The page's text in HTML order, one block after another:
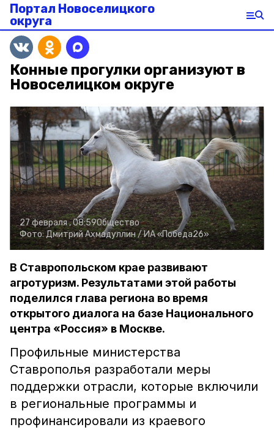
Портал Новоселицкого
округа
Конные прогулки организуют в
Новоселицком округе
27 февраля , 08:59Общество
Фото:Дмитрий Ахмадуллин /ИА «Победа26»
В Ставропольском крае развивают
агротуризм. Результатами этой работы
поделился глава региона во время
открытого диалога на базе Национального
центра «Россия» в Москве.
Профильные министерства
Ставрополья разработали меры
поддержки отрасли, которые включили
в региональные программы и
профинансировали из краевого